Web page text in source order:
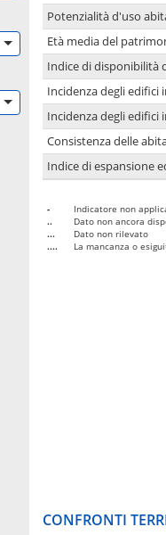
Potenzialità d'uso
Età media del
Indice di disponibilità
Incidenza degli edifici
Incidenza degli edifici
Consistenza delle
Indice di espansione
-
Indicatore non
..
Dato non ancora
...
Dato non rilevato
....
La mancanza o
CONFRONTI